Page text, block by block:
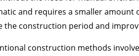
and requires a smaller amount
the construction period and
construction methods